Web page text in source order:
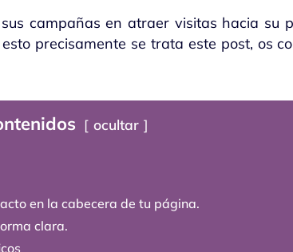
campañas en atraer visitas hacia
precisamente se trata este post, os
ocultar
en la cabecera de tu página.
clara.